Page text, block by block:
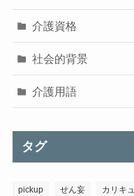
介護資格
社会的背景
介護用語
タグ
pickup せん妄 カリキ